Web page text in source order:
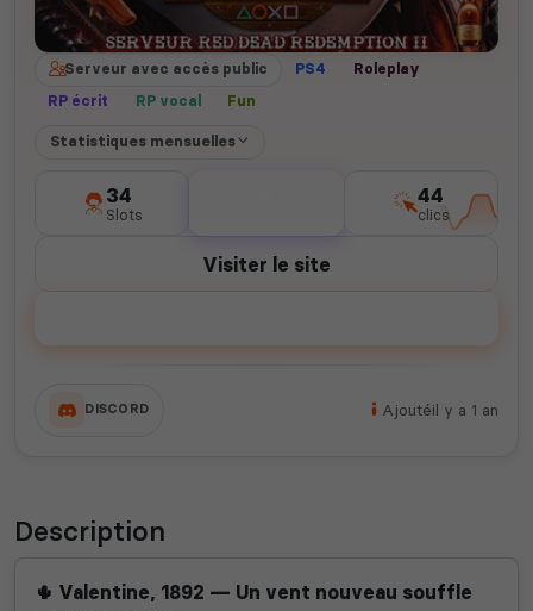
Serveur avec accès public PS4
Roleplay
RP écrit
RP vocal Fun
Statistiques mensuelles
34
Slots
44
clics
Visiter le site
DISCORD Ajoutéil y a 1 an
Description
🌵 Valentine, 1892 — Un vent nouveau souffle